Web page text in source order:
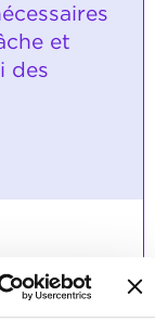
et
des
et
le